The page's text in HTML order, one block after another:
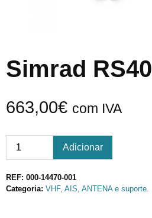
Simrad RS40
663,00€ com IVA
Adicionar
REF: 000-14470-001
Categoria: VHF, AIS, ANTENA e suporte.